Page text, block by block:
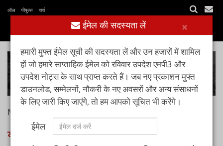
ऑल पीपुल्स चर्च
Mar 29, 2020
यीशु मसीह का चेला : भाग 3 : फल
×
ईमेल की सदस्यता लें
हमारी मुफ्त ईमेल सूची की सदस्यता लें और उन हजारों में शामिल
हों जो हमारे साप्ताहिक ईमेल को रविवार उपदेश एमपी3 और
उपदेश नोट्स के साथ प्राप्त करते हैं। जब नए प्रकाशन मुफ्त
डाउनलोड, सम्मेलनों, नौकरी के नए अवसरों और अन्य संसाधनों
के लिए जारी किए जाएंगे, तो हम आपको सूचित भी करेंगे।
ईमेल